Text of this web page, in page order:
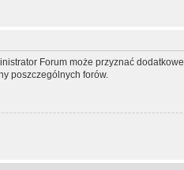
Forum może przyznać
poszczególnych forów.